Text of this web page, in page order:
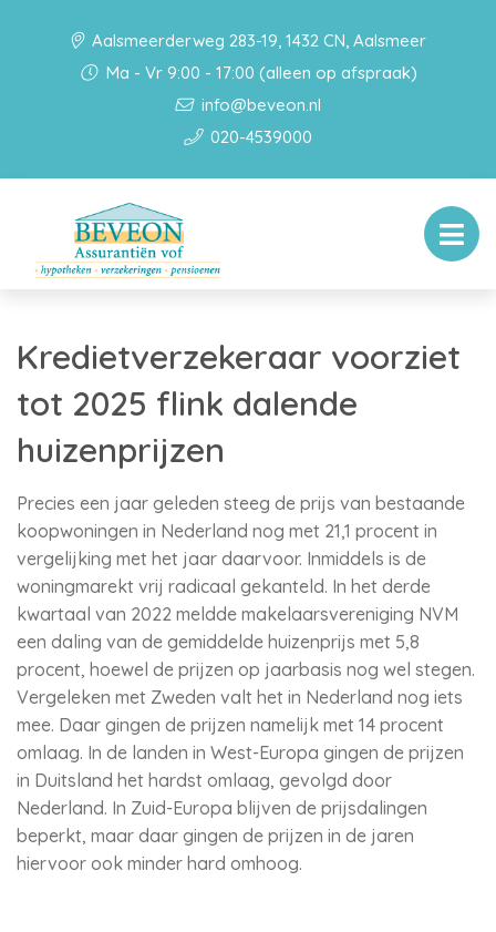
Aalsmeerderweg 283-19, 1432 CN, Aalsmeer
Ma - Vr 9:00 - 17:00 (alleen op afspraak)
info@beveon.nl
020-4539000
Kredietverzekeraar voorziet
tot 2025 flink dalende
huizenprijzen
Precies een jaar geleden steeg de prijs van bestaande
koopwoningen in Nederland nog met 21,1 procent in
vergelijking met het jaar daarvoor. Inmiddels is de
woningmarekt vrij radicaal gekanteld. In het derde
kwartaal van 2022 meldde makelaarsvereniging NVM
een daling van de gemiddelde huizenprijs met 5,8
procent, hoewel de prijzen op jaarbasis nog wel stegen.
Vergeleken met Zweden valt het in Nederland nog iets
mee. Daar gingen de prijzen namelijk met 14 procent
omlaag. In de landen in West-Europa gingen de prijzen
in Duitsland het hardst omlaag, gevolgd door
Nederland. In Zuid-Europa blijven de prijsdalingen
beperkt, maar daar gingen de prijzen in de jaren
hiervoor ook minder hard omhoog.